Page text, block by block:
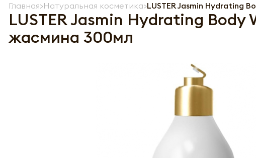
Главная Натуральная косметика LUSTER Jasmin Hydrating
LUSTER Jasmin Hydrating
жасмина 300мл